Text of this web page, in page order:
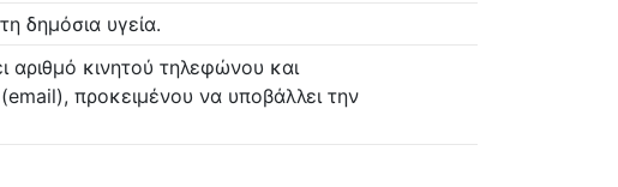
δημόσια υγεία.
αριθμό κινητού τηλεφώνου και
προκειμένου να υποβάλλει την